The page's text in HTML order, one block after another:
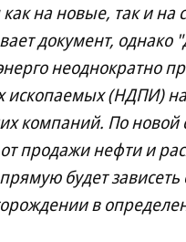
как на новые, так и
документ,
неоднократно
(НДПИ) на
компаний. По новой
продажи нефти и
будет
в